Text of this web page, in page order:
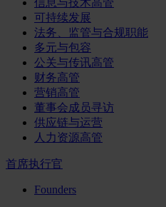
信息与技术高管
可持续发展
法务、监管与合规职能
多元与包容
公关与传讯高管
财务高管
营销高管
董事会成员寻访
供应链与运营
人力资源高管
首席执行官
Founders